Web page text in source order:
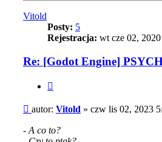
Vitold
Posty: 5
Rejestracja: wt cze 02,
Re: [Godot Engine]
Post
autor: Vitold » czw lis 02, 2023
- A co to?